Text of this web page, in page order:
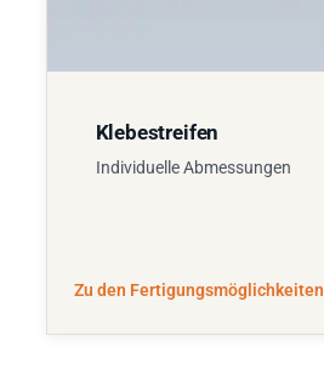
Klebestreifen
Individuelle Abmessungen
Zu den Fertigungsmöglichkeiten